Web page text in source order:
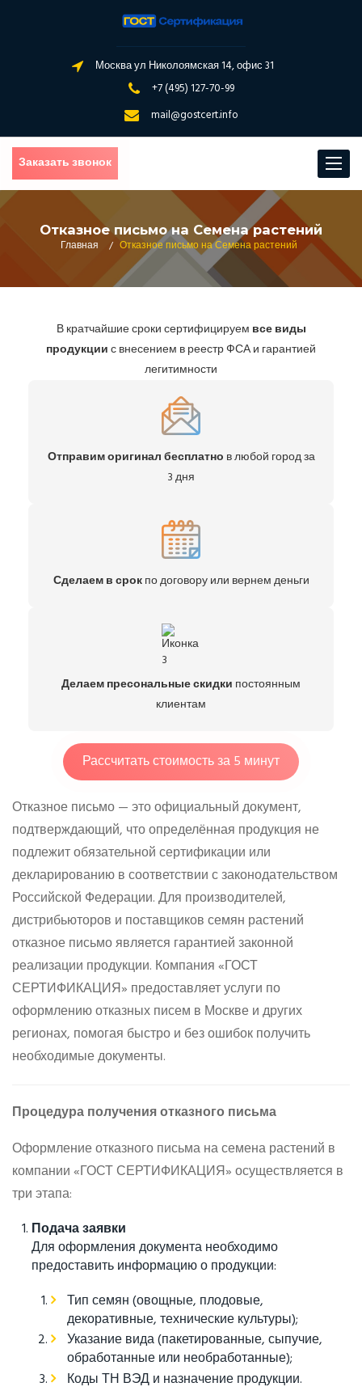
Москва ул Николоямская 14, офис 31
+7 (495) 127-70-99
mail@gostcert.info
Toggle
Заказать звонок
Отказное письмо на Семена растений
Главная
/ Отказное письмо на Семена растений
В кратчайшие сроки сертифицируем все виды
продукциис внесением в реестр ФСА и гарантией
легитимности
Отправим оригинал бесплатно в любой город за
3 дня
Сделаем в срокпо договору или вернем деньги
Делаем пресональные скидки постоянным
клиентам
Рассчитать стоимость за 5 минут
Отказное письмо — это официальный документ,
подтверждающий, что определённая продукция не
подлежит обязательной сертификации или
декларированию в соответствии с законодательством
Российской Федерации. Для производителей,
дистрибьюторов и поставщиков семян растений
отказное письмо является гарантией законной
реализации продукции. Компания «ГОСТ
СЕРТИФИКАЦИЯ» предоставляет услуги по
оформлению отказных писем в Москве и других
регионах, помогая быстро и без ошибок получить
необходимые документы.
Процедура получения отказного письма
Оформление отказного письма на семена растений в
компании «ГОСТ СЕРТИФИКАЦИЯ» осуществляется в
три этапа:
Подача заявки
Для оформления документа необходимо
предоставить информацию о продукции:
Тип семян (овощные, плодовые,
декоративные, технические культуры);
Указание вида (пакетированные, сыпучие,
обработанные или необработанные);
Коды ТН ВЭД и назначение продукции.